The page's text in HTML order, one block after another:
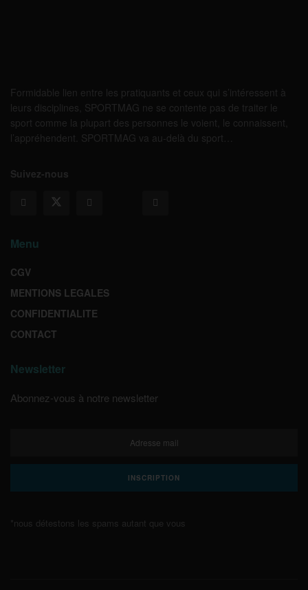
Formidable lien entre les pratiquants et ceux qui s’intéressent à
leurs disciplines, SPORTMAG ne se contente pas de traiter le
sport comme la plupart des personnes le voient, le connaissent,
l’appréhendent. SPORTMAG va au-delà du sport…
Suivez-nous
Menu
CGV
MENTIONS LEGALES
CONFIDENTIALITE
CONTACT
Newsletter
Abonnez-vous à notre newsletter
*nous détestons les spams autant que vous